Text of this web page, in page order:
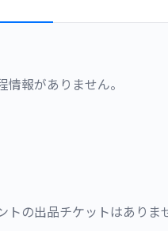
情報がありません。
トの出品チケットはありま